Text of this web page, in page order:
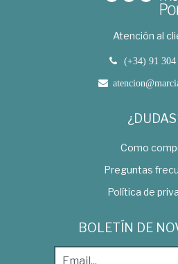
Atención al
(+34) 91 304
Como
Preguntas
Política de
BOLETÍN DE